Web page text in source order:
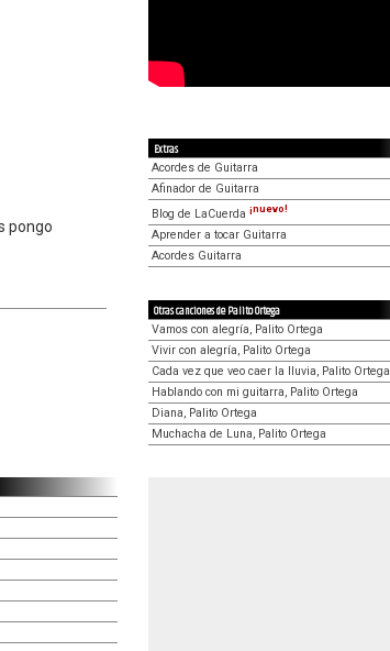
pongo
Extras
Acordes de Guitarra
Afinador de Guitarra
Blog de LaCuerda ¡nuevo!
Aprender a tocar Guitarra
Acordes Guitarra
Otras canciones de Palito Ortega
Vamos con alegría, Palito Ortega
Vivir con alegría, Palito Ortega
Cada vez que veo caer la lluvia, Palito Ortega
Hablando con mi guitarra, Palito Ortega
Diana, Palito Ortega
Muchacha de Luna, Palito Ortega